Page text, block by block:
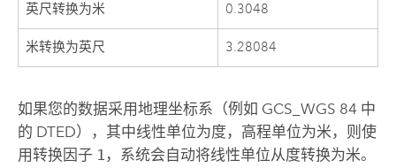
英尺转换为米 0.3048
米转换为英尺 3.28084
如果您的数据采用地理坐标系（例如 GCS_WGS 84 中
的 DTED），其中线性单位为度，高程单位为米，则使
用转换因子 1 ，系统会自动将线性单位从度转换为米。